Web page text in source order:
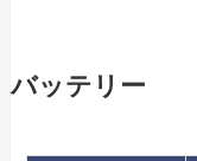
バッテリー